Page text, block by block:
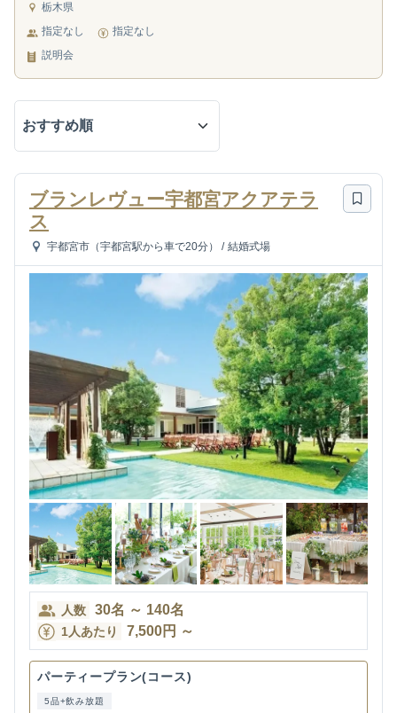
栃木県
指定なし
指定なし
説明会
ブランレヴュー宇都宮アクアテラ
ス
宇都宮市（宇都宮駅から車で20分） / 結婚式場
人数 30名 ～ 140名
1人あたり 7,500円 ～
パーティープラン(コース)
5品+飲み放題